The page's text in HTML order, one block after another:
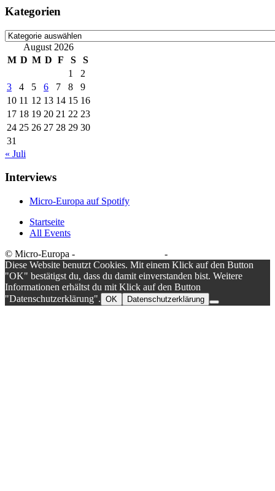
Kategorien
Kategorien
August 2026
M D M D F S
S
1
2
3
4 5 6 7 8
9
10 11 12 13 14 15 16
17 18 19 20 21 22 23
24 25 26 27 28 29 30
31
« Juli
Interviews
Micro-Europa auf Spotify
Startseite
All Events
© Micro-Europa -
-
Diese Website benutzt Cookies. Mit einem Klick auf den Button
"OK" bestätigst du, dass du damit einverstanden bist. Weitere
Informationen erhältst du mit Klick auf den Button
"Datenschutzerklärung". OK Datenschutzerklärung